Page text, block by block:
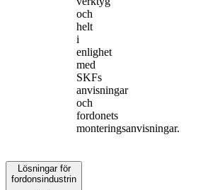
och
helt
i
enlighet
med
SKFs
anvisningar
och
fordonets
monteringsanvisningar.
Lösningar för
fordonsindustrin